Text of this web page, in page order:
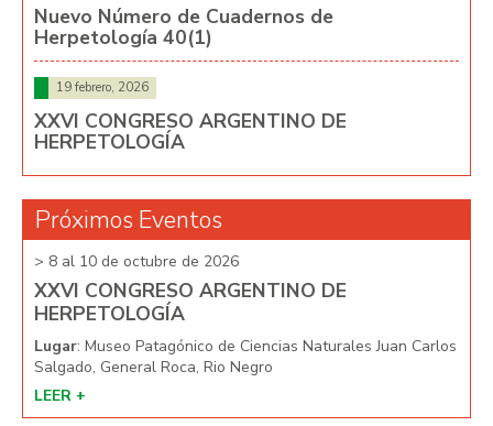
Nuevo Número de Cuadernos de
Herpetología 40(1)
19 febrero, 2026
XXVI CONGRESO ARGENTINO DE
HERPETOLOGÍA
Próximos Eventos
> 8 al 10 de octubre de 2026
XXVI CONGRESO ARGENTINO DE
HERPETOLOGÍA
Lugar: Museo Patagónico de Ciencias Naturales Juan Carlos
Salgado, General Roca, Rio Negro
LEER +